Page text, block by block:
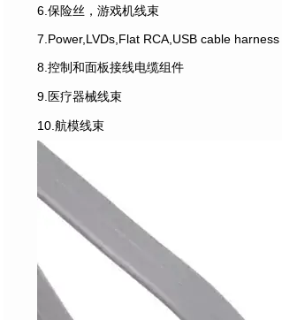
6.保险丝，游戏机线束
7.Power,LVDs,Flat RCA,USB cable harness
8.控制和面板接线电缆组件
9.医疗器械线束
10.航模线束